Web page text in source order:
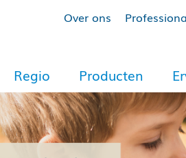
Over ons
Regio Producten